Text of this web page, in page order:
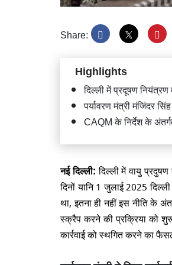
Share:
Highlights
दिल्ली में प्रदूषण
पर्यावरण मंत्री मंजिंदर
CAQM के निर्देश के
नई दिल्ली:दिल्ली में वायु
दिनों यानि 1 जुलाई 2025
था, इतना ही नहीं इस नीति के
स्क्रैप करने की प्रक्रिया को
कार्रवाई को स्थगित करने का